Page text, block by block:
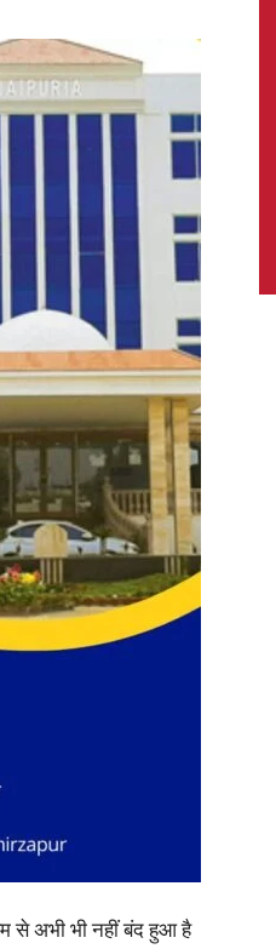
Latest
News
in
Today
से अभी भी नहीं बंद हुआ है